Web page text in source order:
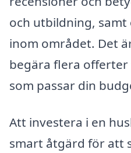
och utbildning,
inom området. Det
begära flera
som passar din
Att investera i en
smart åtgärd för att